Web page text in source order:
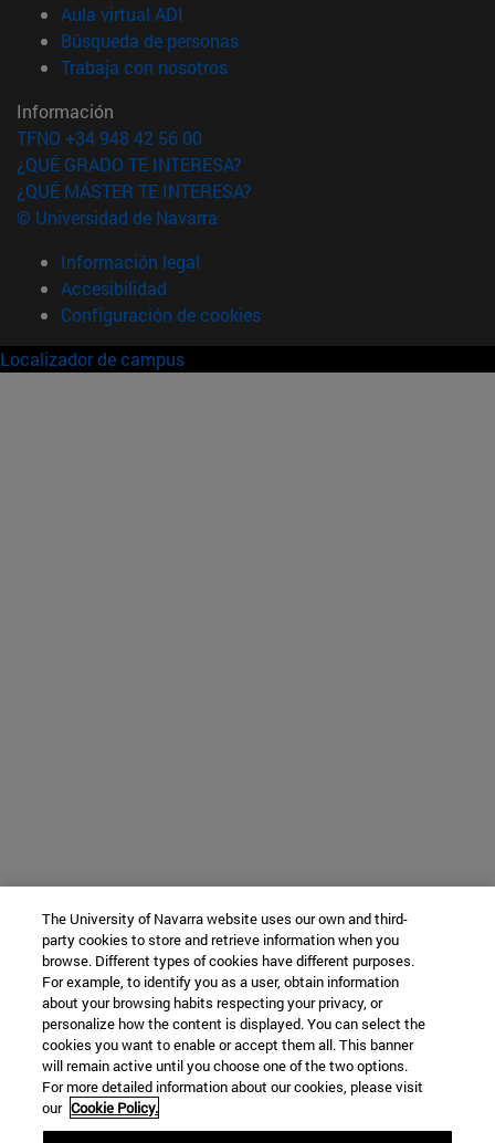
Aula virtual ADI
Búsqueda de personas(abre en nueva ventana)
Trabaja con nosotros(abre en nueva ventana)
Información
TFNO +34 948 42 56 00
¿QUÉ GRADO TE INTERESA?
¿QUÉ MÁSTER TE INTERESA?
© Universidad de Navarra
Información legal
Accesibilidad
Configuración de cookies
Localizador de campus
The University of Navarra website uses our own and third-
party cookies to store and retrieve information when you
browse. Different types of cookies have different purposes.
For example, to identify you as a user, obtain information
about your browsing habits respecting your privacy, or
personalize how the content is displayed. You can select the
cookies you want to enable or accept them all. This banner
will remain active until you choose one of the two options.
For more detailed information about our cookies, please visit
our Cookie Policy.